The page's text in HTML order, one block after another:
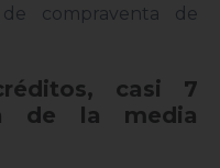
compraventa de
casi 7
de la media